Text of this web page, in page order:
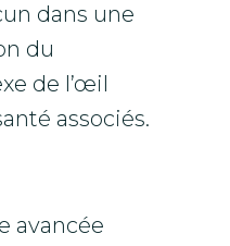
dans une
du
de l’œil
associés.
avancée